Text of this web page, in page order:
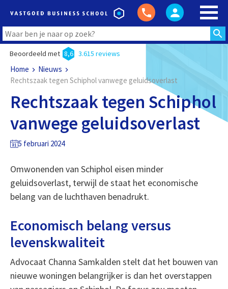
Beoordeeld met 8,6 3.615 reviews
Home
Nieuws
Rechtszaak tegen Schiphol vanwege geluidsoverlast
Rechtszaak tegen Schiphol
vanwege geluidsoverlast
5 februari 2024
Omwonenden van Schiphol eisen minder
geluidsoverlast, terwijl de staat het economische
belang van de luchthaven benadrukt.
Economisch belang versus
levenskwaliteit
Advocaat Channa Samkalden stelt dat het bouwen van
nieuwe woningen belangrijker is dan het overstappen